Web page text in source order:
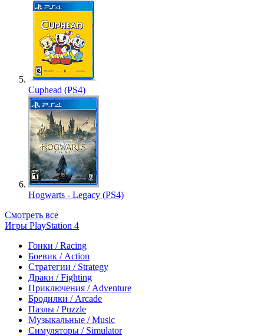
Cuphead (PS4)
Hogwarts - Legacy (PS4)
Смотреть все
Игры PlayStation 4
Гонки / Racing
Боевик / Action
Стратегии / Strategy
Драки / Fighting
Приключения / Adventure
Бродилки / Arcade
Пазлы / Puzzle
Музыкальные / Music
Симуляторы / Simulator